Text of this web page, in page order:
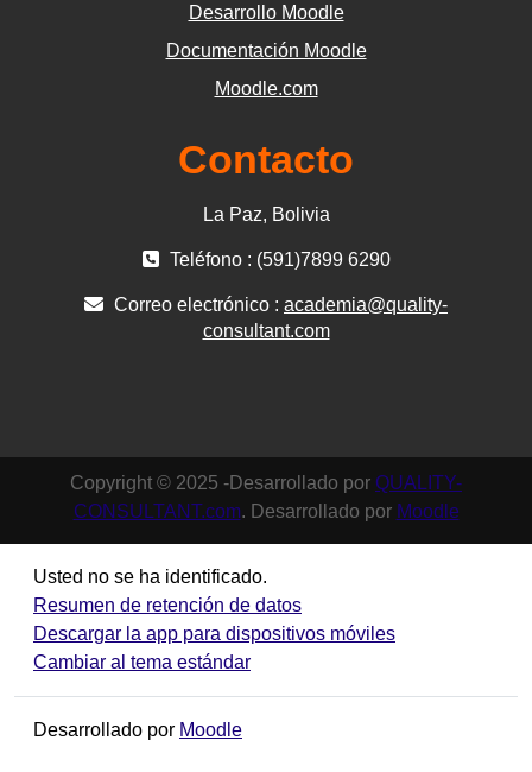
Desarrollo Moodle
Documentación Moodle
Moodle.com
Contacto
La Paz, Bolivia
Teléfono : (591)7899 6290
Correo electrónico : academia@quality-
consultant.com
Copyright © 2025 -Desarrollado por QUALITY-
CONSULTANT.com. Desarrollado por Moodle
Usted no se ha identificado.
Resumen de retención de datos
Descargar la app para dispositivos móviles
Cambiar al tema estándar
Desarrollado por Moodle